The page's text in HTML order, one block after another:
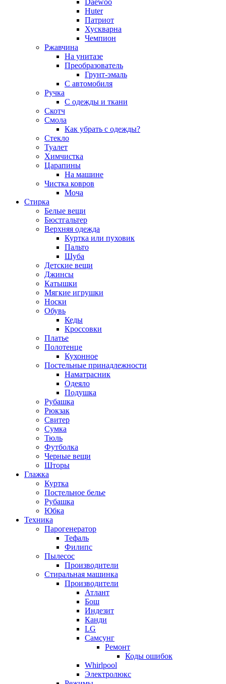
Huter
Патриот
Хускварна
Чемпион
Ржавчина
На унитазе
Преобразователь
Грунт-эмаль
С автомобиля
Ручка
С одежды и ткани
Скотч
Смола
Как убрать с одежды?
Стекло
Туалет
Химчистка
Царапины
На машине
Чистка ковров
Моча
Стирка
Белые вещи
Бюстгальтер
Верхняя одежда
Куртка или пуховик
Пальто
Шуба
Детские вещи
Джинсы
Катышки
Мягкие игрушки
Носки
Обувь
Кеды
Кроссовки
Платье
Полотенце
Кухонное
Постельные принадлежности
Наматрасник
Одеяло
Подушка
Рубашка
Рюкзак
Свитер
Сумка
Тюль
Футболка
Черные вещи
Шторы
Глажка
Куртка
Постельное белье
Рубашка
Юбка
Техника
Парогенератор
Тефаль
Филипс
Пылесос
Производители
Стиральная машинка
Производители
Атлант
Бош
Индезит
Канди
LG
Самсунг
Ремонт
Коды ошибок
Whirlpool
Электролюкс